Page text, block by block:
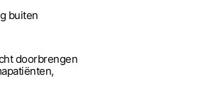
buiten
doorbrengen